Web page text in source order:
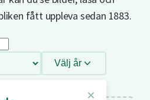
fått uppleva sedan 1883.
Välj år